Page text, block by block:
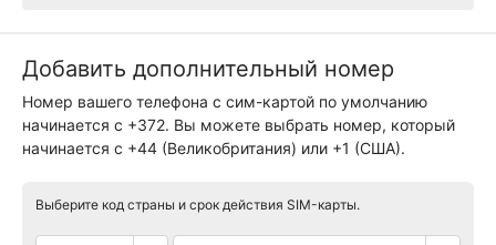
Добавить дополнительный номер
Номер вашего телефона с сим-картой по умолчанию
начинается с +372. Вы можете выбрать номер, который
начинается с +44 (Великобритания) или +1 (США).
Выберите код страны и срок действия SIM-карты.